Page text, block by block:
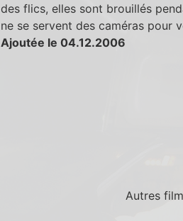
des flics, elles sont brouillés
ne se servent des caméras pour
Ajoutée le 04.12.2006
Autres